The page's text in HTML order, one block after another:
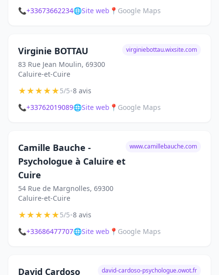
📞+33673662234🌐Site web 📍 Google Maps
Virginie BOTTAU
83 Rue Jean Moulin, 69300
Caluire-et-Cuire
virginiebottau.wixsite.com
★★★★★5/5•8 avis
📞+33762019089🌐Site web 📍 Google Maps
Camille Bauche -
Psychologue à Caluire et
Cuire
54 Rue de Margnolles, 69300
Caluire-et-Cuire
www.camillebauche.com
★★★★★5/5•8 avis
📞+33686477707🌐Site web 📍 Google Maps
David Cardoso david-cardoso-psychologue.owot.fr